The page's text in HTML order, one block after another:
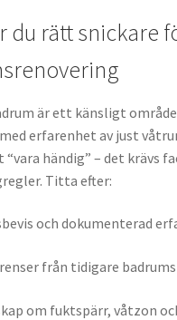
du rätt snickare
är ett känsligt
erfarenhet av just
händig” – det krävs
Titta efter:
och dokumenterad
från tidigare
om fuktspärr, våtzon